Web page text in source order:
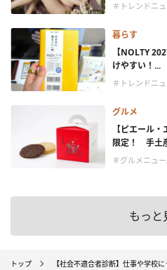
＃トレンドニ
暮らす
【NOLTY
けやすい！...
＃トレンドニ
グルメ
【ピエール
限定！ 手土
＃グルメニュー
もっと
トップ 【社会不適合者診断】仕事や学校